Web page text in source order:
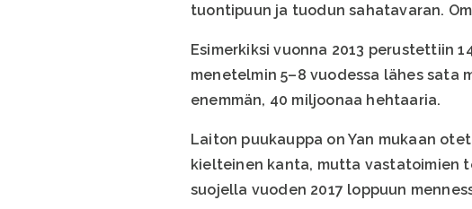
tuontipuun ja tuodun sahatavaran.
Esimerkiksi vuonna 2013 perustettiin
menetelmin 5–8 vuodessa lähes
enemmän, 40 miljoonaa hehtaaria.
Laiton puukauppa on Yan mukaan
kielteinen kanta, mutta vastatoimien
suojella vuoden 2017 loppuun